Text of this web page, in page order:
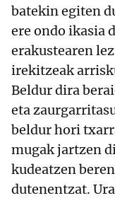
batekin egiten
ere ondo ikasia
erakustearen
irekitzeak
Beldur dira
eta
beldur hori
mugak jartzen
kudeatzen
dutenentzat.